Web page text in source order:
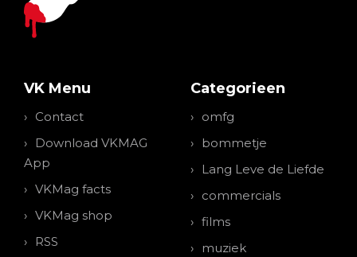
VK Menu
Contact
Download VKMAG
App
VKMag facts
VKMag shop
RSS
Categorieen
omfg
bommetje
Lang Leve de Liefde
commercials
films
muziek